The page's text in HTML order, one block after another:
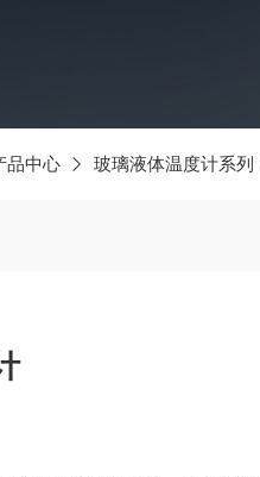
品中心 玻璃液体温度计系列